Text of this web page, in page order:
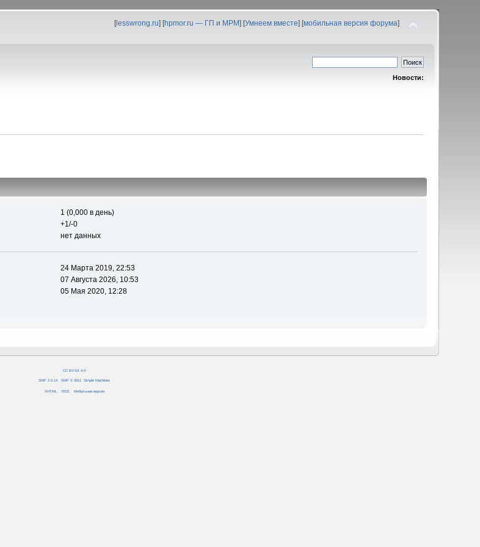
[lesswrong.ru] [hpmor.ru — ГП и МРМ] [Умнеем вместе] [мобильная версия форума]
Новости:
1 (0,000 в день)
+1/-0
нет данных
24 Марта 2019, 22:53
07 Августа 2026, 10:53
05 Мая 2020, 12:28
CC BY-SA 4.0
SMF 2.0.14 SMF © 2011 Simple Machines
XHTML RSS Мобильная версия